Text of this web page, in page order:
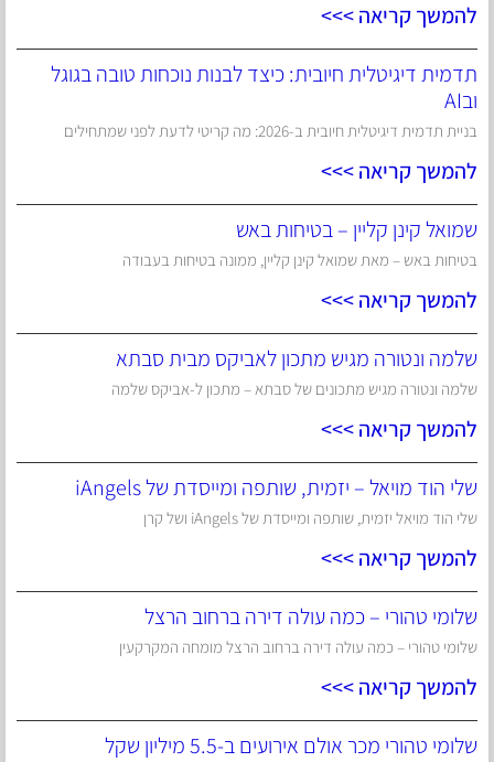
להמשך קריאה >>>
תדמית דיגיטלית חיובית: כיצד לבנות נוכחות טובה בגוגל
ובAI
בניית תדמית דיגיטלית חיובית ב-2026: מה קריטי לדעת לפני שמתחילים
להמשך קריאה >>>
שמואל קינן קליין – בטיחות באש
בטיחות באש – מאת שמואל קינן קליין, ממונה בטיחות בעבודה
להמשך קריאה >>>
שלמה ונטורה מגיש מתכון לאביקס מבית סבתא
שלמה ונטורה מגיש מתכונים של סבתא – מתכון ל-אביקס שלמה
להמשך קריאה >>>
שלי הוד מויאל – יזמית, שותפה ומייסדת של iAngels
שלי הוד מויאל יזמית, שותפה ומייסדת של iAngels ושל קרן
להמשך קריאה >>>
שלומי טהורי – כמה עולה דירה ברחוב הרצל
שלומי טהורי – כמה עולה דירה ברחוב הרצל מומחה המקרקעין
להמשך קריאה >>>
שלומי טהורי מכר אולם אירועים ב-5.5 מיליון שקל